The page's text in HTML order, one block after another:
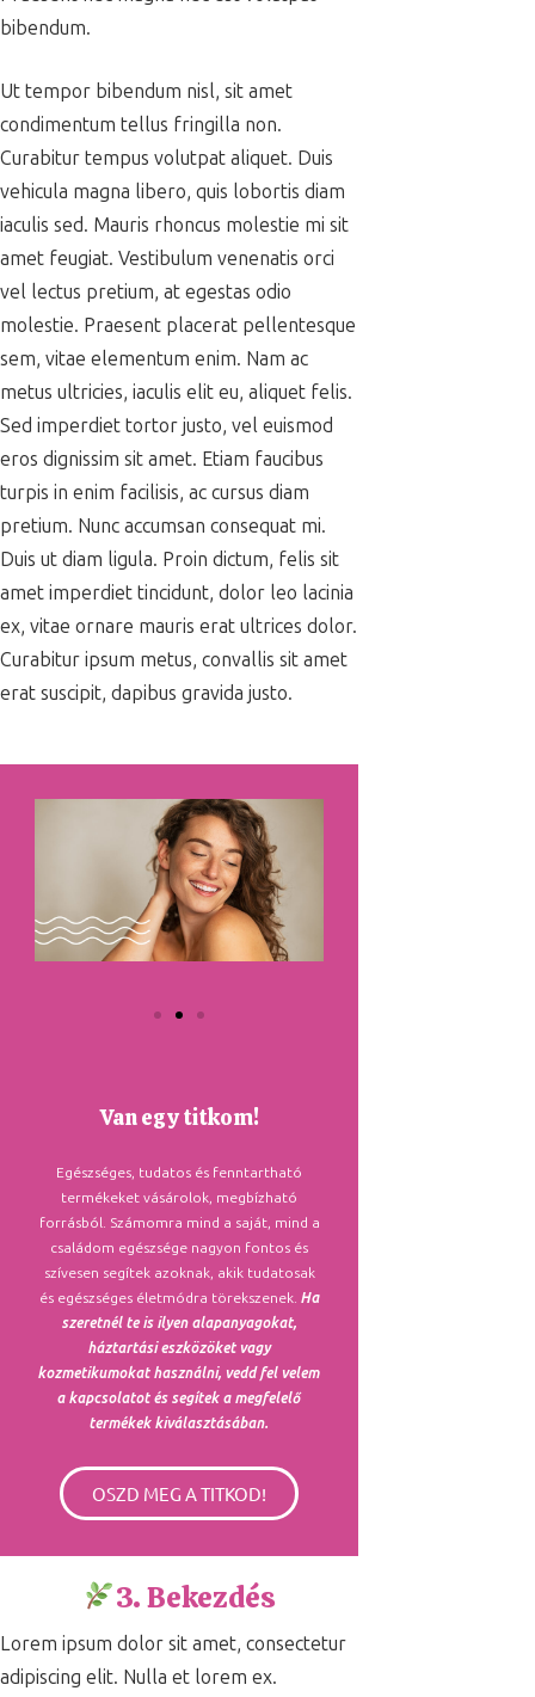
bibendum.
Ut tempor bibendum nisl, sit amet
condimentum tellus fringilla non.
Curabitur tempus volutpat aliquet. Duis
vehicula magna libero, quis lobortis diam
iaculis sed. Mauris rhoncus molestie mi sit
amet feugiat. Vestibulum venenatis orci
vel lectus pretium, at egestas odio
molestie. Praesent placerat pellentesque
sem, vitae elementum enim. Nam ac
metus ultricies, iaculis elit eu, aliquet felis.
Sed imperdiet tortor justo, vel euismod
eros dignissim sit amet. Etiam faucibus
turpis in enim facilisis, ac cursus diam
pretium. Nunc accumsan consequat mi.
Duis ut diam ligula. Proin dictum, felis sit
amet imperdiet tincidunt, dolor leo lacinia
ex, vitae ornare mauris erat ultrices dolor.
Curabitur ipsum metus, convallis sit amet
erat suscipit, dapibus gravida justo.
Van egy titkom!
Egészséges, tudatos és fenntartható
termékeket vásárolok, megbízható
forrásból. Számomra mind a saját, mind a
családom egészsége nagyon fontos és
szívesen segítek azoknak, akik tudatosak
és egészséges életmódra törekszenek. Ha
szeretnél te is ilyen alapanyagokat,
háztartási eszközöket vagy
kozmetikumokat használni, vedd fel velem
a kapcsolatot és segítek a megfelelő
termékek kiválasztásában.
OSZD MEG A TITKOD!
3. Bekezdés
Lorem ipsum dolor sit amet, consectetur
adipiscing elit. Nulla et lorem ex.